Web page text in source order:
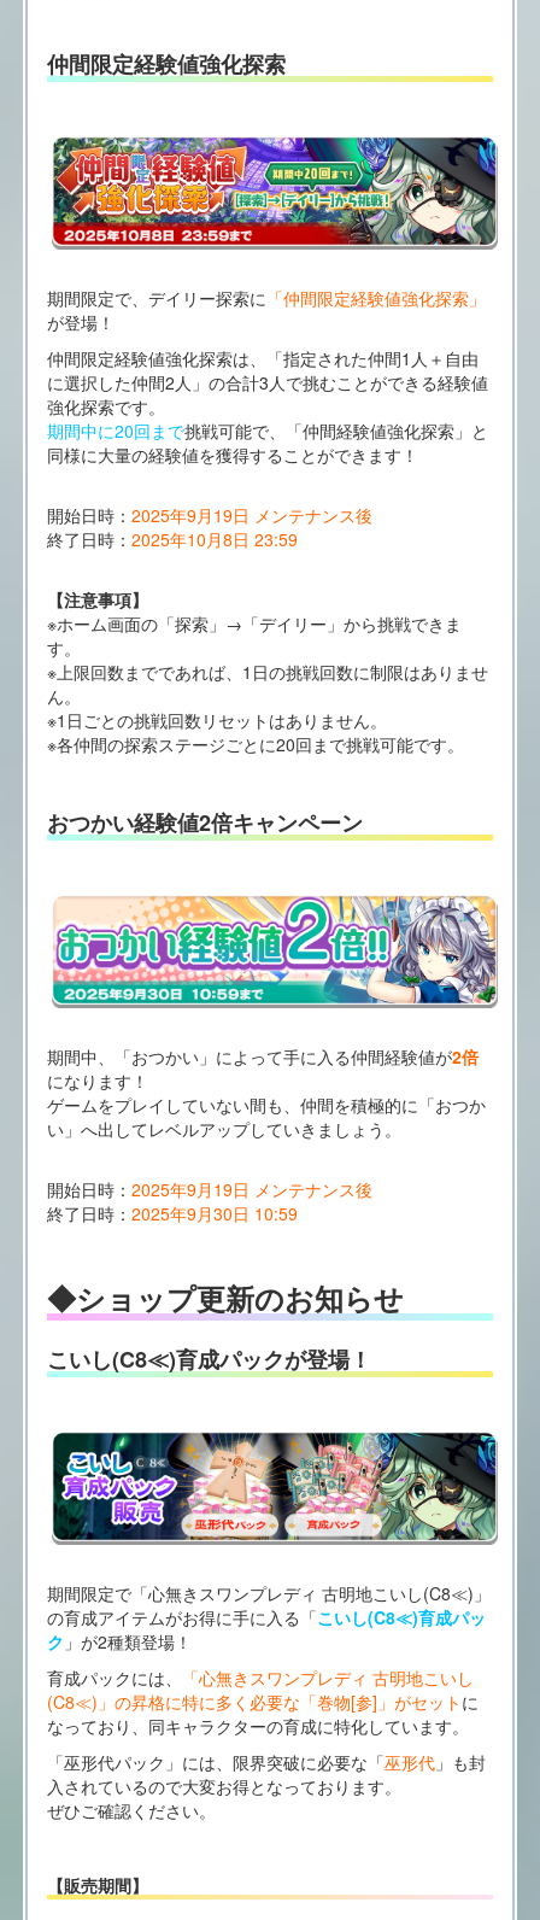
仲間限定経験値強化探索
期間限定で、デイリー探索に 「仲間限定経験値強化探索」
が登場！
仲間限定経験値強化探索は、「指定された仲間1人＋自由
に選択した仲間2人」の合計3人で挑むことができる経験値
強化探索です。
期間中に20回まで挑戦可能で、「仲間経験値強化探索」と
同様に大量の経験値を獲得することができます！
開始日時： 2025年9月19日 メンテナンス後
終了日時： 2025年10月8日 23:59
【注意事項】
※ホーム画面の「探索」→「デイリー」から挑戦できま
す。
※上限回数までであれば、1日の挑戦回数に制限はありませ
ん。
※1日ごとの挑戦回数リセットはありません。
※各仲間の探索ステージごとに20回まで挑戦可能です。
おつかい経験値2倍キャンペーン
期間中、「おつかい」によって手に入る仲間経験値が2倍
になります！
ゲームをプレイしていない間も、仲間を積極的に「おつか
い」へ出してレベルアップしていきましょう。
開始日時： 2025年9月19日 メンテナンス後
終了日時： 2025年9月30日 10:59
◆ショップ更新のお知らせ
こいし(C8≪)育成パックが登場！
期間限定で「心無きスワンプレディ 古明地こいし(C8≪)」
の育成アイテムがお得に手に入る「こいし(C8≪)育成パッ
ク 」が2種類登場！
育成パックには、
「心無きスワンプレディ 古明地こいし
(C8≪)」の昇格に特に多く必要な「巻物[参]」がセット に
なっており、同キャラクターの育成に特化しています。
「巫形代パック」には、限界突破に必要な「巫形代」も封
入されているので大変お得となっております。
ぜひご確認ください。
【販売期間】